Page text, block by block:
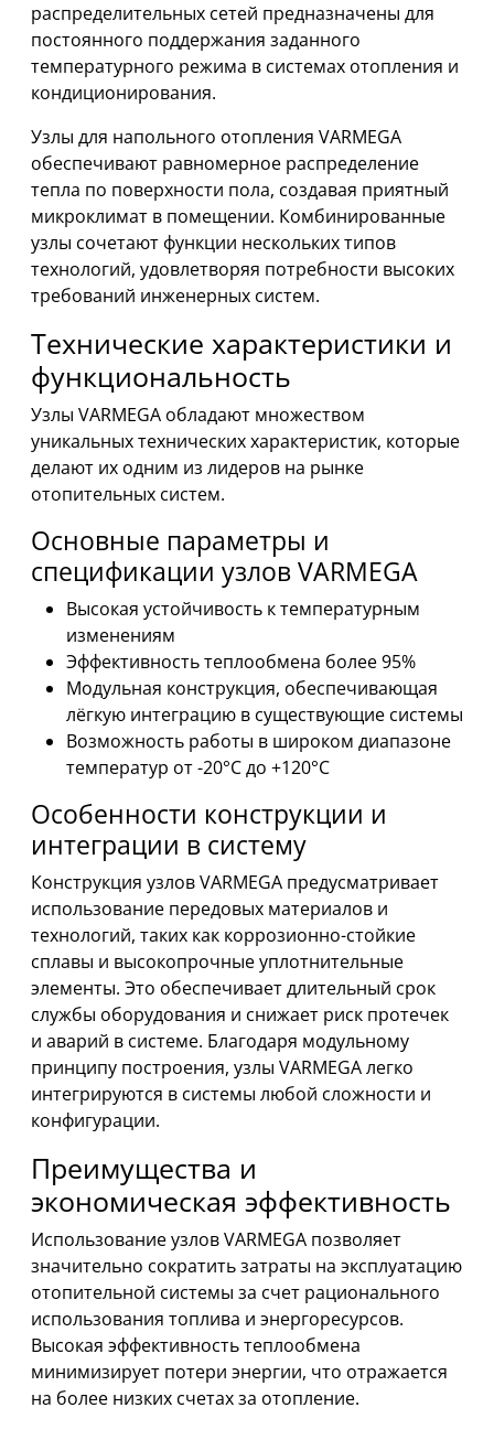
распределительных сетей предназначены для
постоянного поддержания заданного
температурного режима в системах отопления и
кондиционирования.
Узлы для напольного отопления VARMEGA
обеспечивают равномерное распределение
тепла по поверхности пола, создавая приятный
микроклимат в помещении. Комбинированные
узлы сочетают функции нескольких типов
технологий, удовлетворяя потребности высоких
требований инженерных систем.
Технические характеристики и
функциональность
Узлы VARMEGA обладают множеством
уникальных технических характеристик, которые
делают их одним из лидеров на рынке
отопительных систем.
Основные параметры и
спецификации узлов VARMEGA
Высокая устойчивость к температурным
изменениям
Эффективность теплообмена более 95%
Модульная конструкция, обеспечивающая
лёгкую интеграцию в существующие системы
Возможность работы в широком диапазоне
температур от -20°C до +120°C
Особенности конструкции и
интеграции в систему
Конструкция узлов VARMEGA предусматривает
использование передовых материалов и
технологий, таких как коррозионно-стойкие
сплавы и высокопрочные уплотнительные
элементы. Это обеспечивает длительный срок
службы оборудования и снижает риск протечек
и аварий в системе. Благодаря модульному
принципу построения, узлы VARMEGA легко
интегрируются в системы любой сложности и
конфигурации.
Преимущества и
экономическая эффективность
Использование узлов VARMEGA позволяет
значительно сократить затраты на эксплуатацию
отопительной системы за счет рационального
использования топлива и энергоресурсов.
Высокая эффективность теплообмена
минимизирует потери энергии, что отражается
на более низких счетах за отопление.